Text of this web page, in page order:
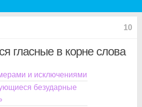
10
гласные в корне слова
и исключениями
безударные